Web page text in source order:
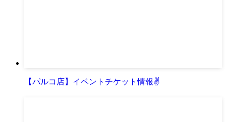
【パルコ店】イベントチケット情報✌